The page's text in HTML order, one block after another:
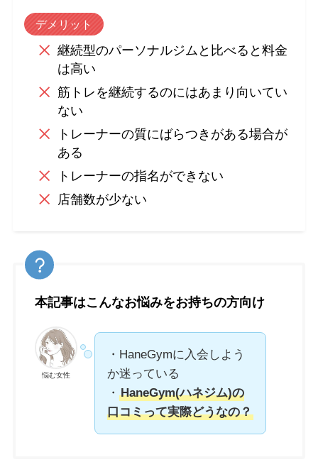
デメリット
継続型のパーソナルジムと比べると料金
は高い
筋トレを継続するのにはあまり向いてい
ない
トレーナーの質にばらつきがある場合が
ある
トレーナーの指名ができない
店舗数が少ない
本記事はこんなお悩みをお持ちの方向け
悩む女性
・HaneGymに入会しよう
か迷っている
・ HaneGym(ハネジム)の
口コミって実際どうなの？